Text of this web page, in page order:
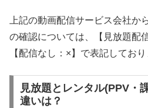
上記の動画配信サービス会社か
の確認については、【見放題配
【配信なし：×】で表記しており
見放題とレンタル(PPV・
違いは？